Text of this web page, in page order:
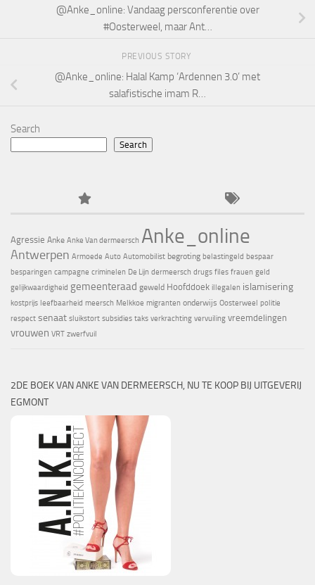
@Anke_online: Vandaag persconferentie over
#Oosterweel, maar Ant…
PREVIOUS STORY
@Anke_online: Halal Kamp ‘Ardennen 3.0’ met
salafistische imam R…
Search
Search
Agressie Anke Anke Van dermeersch Anke_online
Antwerpen Armoede Auto Automobilist begroting belastingeld bespaar
besparingen campagne criminelen De Lijn dermeersch drugs files frauen geld
gelijkwaardigheid gemeenteraad geweld Hoofddoek illegalen islamisering
kostprijs leefbaarheid meersch Melkkoe migranten onderwijs Oosterweel politie
respect senaat sluikstort subsidies taks verkrachting vervuiling vreemdelingen
vrouwen VRT zwerfvuil
2DE BOEK VAN ANKE VAN DERMEERSCH, NU TE KOOP BIJ UITGEVERIJ
EGMONT